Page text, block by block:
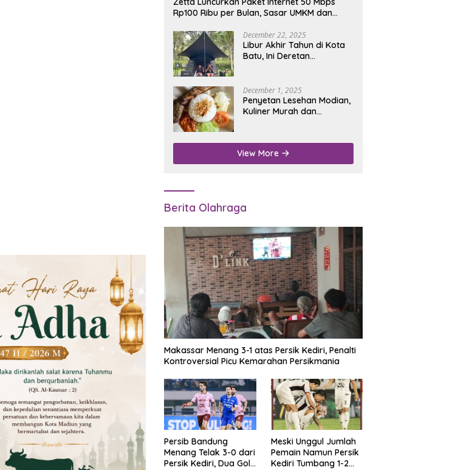
Rp100 Ribu per Bulan, Sasar UMKM dan
December 22, 2025
Libur Akhir Tahun di Kota
Batu, Ini Deretan
December 1, 2025
Penyetan Lesehan Modian,
Kuliner Murah dan
Nganjuk
View More
Berita Olahraga
Makassar Menang 3-1 atas Persik Kediri, Penalti
Kontroversial Picu Kemarahan Persikmania
Persib Bandung
Menang Telak 3-0 dari
Persik Kediri, Dua Gol
Meski Unggul Jumlah
Pemain Namun Persik
Kediri Tumbang 1-2